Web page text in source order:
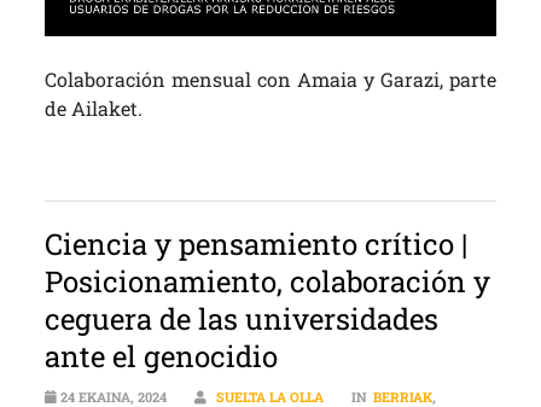
Colaboración mensual con Amaia y Garazi, parte
de Ailaket.
Ciencia y pensamiento crítico |
Posicionamiento, colaboración y
ceguera de las universidades
ante el genocidio
24 EKAINA, 2024 SUELTA LA OLLA IN BERRIAK,